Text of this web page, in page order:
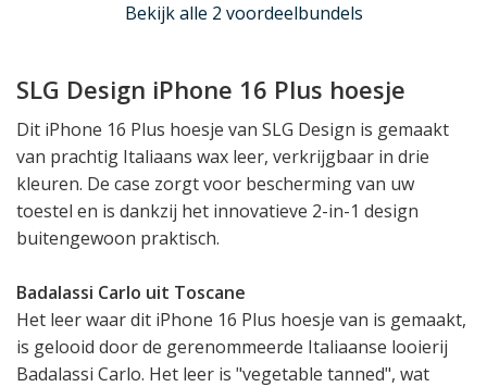
Bekijk alle 2 voordeelbundels
SLG Design iPhone 16 Plus hoesje
Dit iPhone 16 Plus hoesje van SLG Design is gemaakt
van prachtig Italiaans wax leer, verkrijgbaar in drie
kleuren. De case zorgt voor bescherming van uw
toestel en is dankzij het innovatieve 2-in-1 design
buitengewoon praktisch.
Badalassi Carlo uit Toscane
Het leer waar dit iPhone 16 Plus hoesje van is gemaakt,
is gelooid door de gerenommeerde Italiaanse looierij
Badalassi Carlo. Het leer is "vegetable tanned", wat